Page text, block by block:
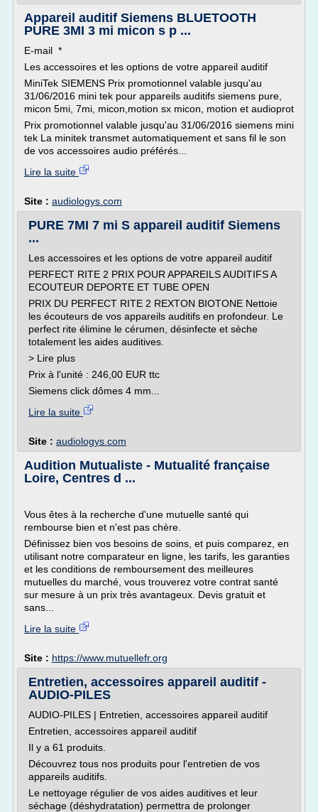
Appareil auditif Siemens BLUETOOTH
PURE 3MI 3 mi micon s p ...
E-mail *
Les accessoires et les options de votre appareil auditif
MiniTek SIEMENS Prix promotionnel valable jusqu'au
31/06/2016 mini tek pour appareils auditifs siemens pure,
micon 5mi, 7mi, micon,motion sx micon, motion et audioprot
Prix promotionnel valable jusqu'au 31/06/2016 siemens mini
tek La minitek transmet automatiquement et sans fil le son
de vos accessoires audio préférés...
Lire la suite
Site : audiologys.com
PURE 7MI 7 mi S appareil auditif Siemens
...
Les accessoires et les options de votre appareil auditif
PERFECT RITE 2 PRIX POUR APPAREILS AUDITIFS A
ECOUTEUR DEPORTE ET TUBE OPEN
PRIX DU PERFECT RITE 2 REXTON BIOTONE Nettoie
les écouteurs de vos appareils auditifs en profondeur. Le
perfect rite élimine le cérumen, désinfecte et sèche
totalement les aides auditives.
> Lire plus
Prix à l'unité : 246,00 EUR ttc
Siemens click dômes 4 mm...
Lire la suite
Site : audiologys.com
Audition Mutualiste - Mutualité française
Loire, Centres d ...
Vous êtes à la recherche d'une mutuelle santé qui
rembourse bien et n'est pas chère.
Définissez bien vos besoins de soins, et puis comparez, en
utilisant notre comparateur en ligne, les tarifs, les garanties
et les conditions de remboursement des meilleures
mutuelles du marché, vous trouverez votre contrat santé
sur mesure à un prix très avantageux. Devis gratuit et
sans...
Lire la suite
Site : https://www.mutuellefr.org
Entretien, accessoires appareil auditif -
AUDIO-PILES
AUDIO-PILES | Entretien, accessoires appareil auditif
Entretien, accessoires appareil auditif
Il y a 61 produits.
Découvrez tous nos produits pour l'entretien de vos
appareils auditifs.
Le nettoyage régulier de vos aides auditives et leur
séchage (déshydratation) permettra de prolonger